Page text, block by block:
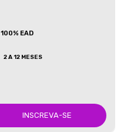
100% EAD
2 A 12 MESES
INSCREVA-SE